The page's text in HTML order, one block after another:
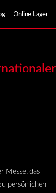
Online Lager
Messe, das
persönlichen